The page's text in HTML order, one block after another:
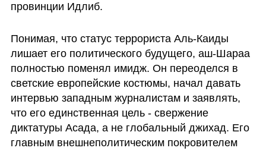
провинции Идлиб.
Понимая, что статус террориста Аль-Каиды
лишает его политического будущего, аш-Шараа
полностью поменял имидж. Он переоделся в
светские европейские костюмы, начал давать
интервью западным журналистам и заявлять,
что его единственная цель - свержение
диктатуры Асада, а не глобальный джихад. Его
главным внешнеполитическим покровителем